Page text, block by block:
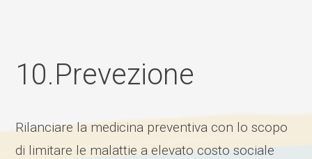
10.Prevezione
Rilanciare la medicina preventiva con lo scopo
di limitare le malattie a elevato costo sociale